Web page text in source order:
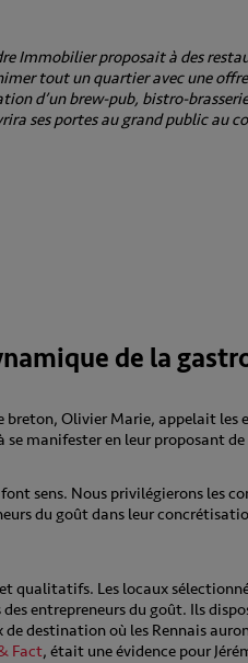
Immobilier proposait à des
tout un quartier avec une
d’un brew-pub, bistro-
ses portes au grand public au
de la
Olivier Marie, appelait les
manifester en leur proposant
sens. Nous privilégierons les
du goût dans leur
qualitatifs. Les locaux
entrepreneurs du goût. Ils
destination où les Rennais
Fact, était une évidence pour